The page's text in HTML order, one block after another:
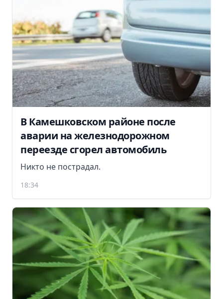
В Камешковском районе после
аварии на железнодорожном
переезде сгорел автомобиль
Никто не пострадал.
18:34